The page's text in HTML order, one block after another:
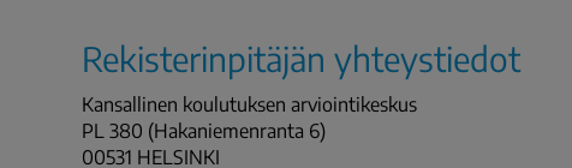
Rekisterinpitäjän yhteystiedot
Kansallinen koulutuksen arviointikeskus
PL 380 (Hakaniemenranta 6)
00531 HELSINKI